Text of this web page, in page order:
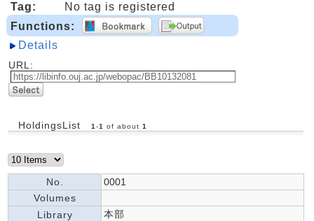
Tag:
No tag is registered
Functions:
Details
URL:
HoldingsList 1 -1 of about 1
No.
0001
Volumes
Library
本部